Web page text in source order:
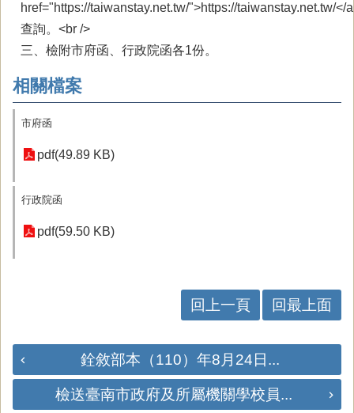
href="https://taiwanstay.net.tw/">https://taiwanstay.net.tw/</
查詢。<br />
三、檢附市府函、行政院函各1份。
相關檔案
市府函
pdf(49.89 KB)
行政院函
pdf(59.50 KB)
回上一頁 回最上面
銓敘部本（110）年8月24日...
檢送臺南市政府及所屬機關學校員...